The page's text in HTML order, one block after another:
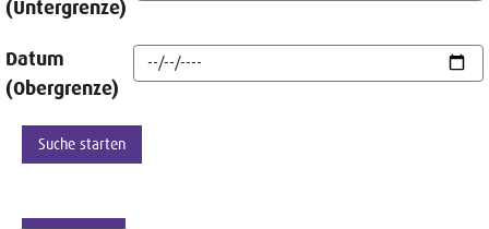
(Untergrenze)
Datum
(Obergrenze)